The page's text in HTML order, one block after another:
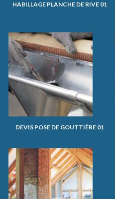
HABILLAGE PLANCHE DE RIVE 01
DEVIS POSE DE GOUTTIÈRE 01